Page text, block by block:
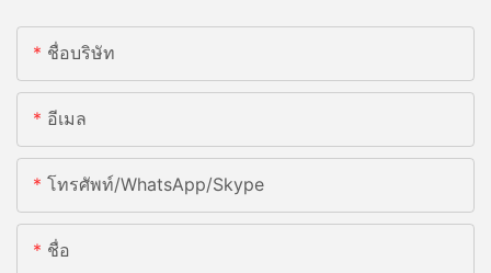
ชื่อบริษัท
อีเมล
โทรศัพท์/WhatsApp/Skype
ชื่อ